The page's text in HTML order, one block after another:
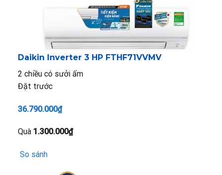
Daikin Inverter 3 HP FTHF71VVMV
2 chiều có sưởi ấm
Đặt trước
36.790.000₫
Quà 1.300.000₫
So sánh